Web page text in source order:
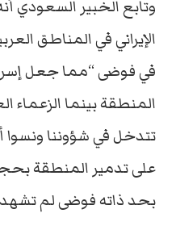
وتابع الخبير السعودي
الإيراني في المناطق
في فوضى “مما جعل
المنطقة بينما الزعماء
تتدخل في شؤوننا
على تدمير المنطقة
بحد ذاته فوضى لم